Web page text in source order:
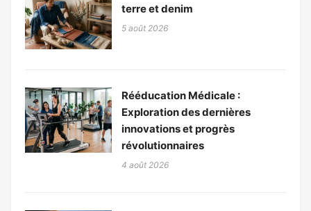
terre et denim
5 août 2026
Rééducation Médicale :
Exploration des dernières
innovations et progrès
révolutionnaires
4 août 2026